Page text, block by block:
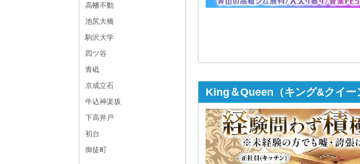
高幡不動
池尻大橋
駒沢大学
四ツ谷
青砥
京成立石
牛込神楽坂
下高井戸
初台
御徒町
King＆Queen（キング&クイー